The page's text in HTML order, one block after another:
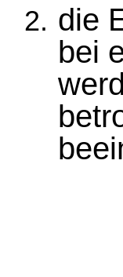
die
bei